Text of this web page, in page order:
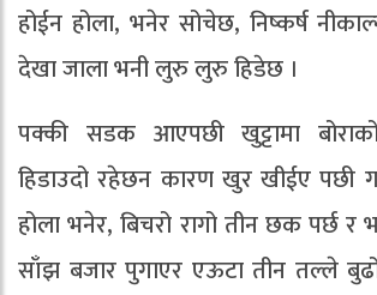
होईन होला, भनेर सोचेछ, निष्कर्ष
देखा जाला भनी लुरु लुरु हिडेछ ।
पक्की सडक आएपछी खुट्टामा
हिडाउदो रहेछन कारण खुर खीईए पछी
होला भनेर, बिचरो रागो तीन छक पर्छ र
साँझ बजार पुगाएर एऊटा तीन तल्ले